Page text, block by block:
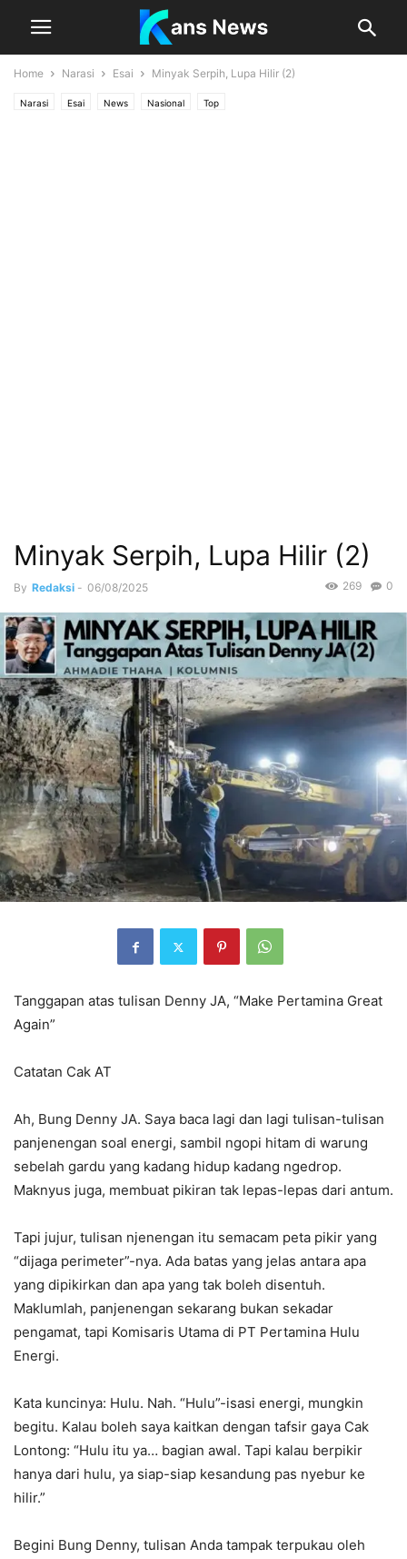
Home Narasi Esai Minyak Serpih, Lupa Hilir (2)
Narasi Esai News Nasional Top
Minyak Serpih, Lupa Hilir (2)
By Redaksi - 06/08/2025 0
269
Tanggapan atas tulisan Denny JA, “Make Pertamina Great
Again”
Catatan Cak AT
Ah, Bung Denny JA. Saya baca lagi dan lagi tulisan-tulisan
panjenengan soal energi, sambil ngopi hitam di warung
sebelah gardu yang kadang hidup kadang ngedrop.
Maknyus juga, membuat pikiran tak lepas-lepas dari antum.
Tapi jujur, tulisan njenengan itu semacam peta pikir yang
“dijaga perimeter”-nya. Ada batas yang jelas antara apa
yang dipikirkan dan apa yang tak boleh disentuh.
Maklumlah, panjenengan sekarang bukan sekadar
pengamat, tapi Komisaris Utama di PT Pertamina Hulu
Energi.
Kata kuncinya: Hulu. Nah. “Hulu”-isasi energi, mungkin
begitu. Kalau boleh saya kaitkan dengan tafsir gaya Cak
Lontong: “Hulu itu ya… bagian awal. Tapi kalau berpikir
hanya dari hulu, ya siap-siap kesandung pas nyebur ke
hilir.”
Begini Bung Denny, tulisan Anda tampak terpukau oleh